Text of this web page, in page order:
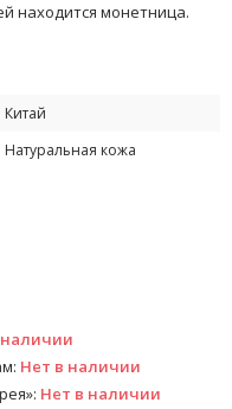
находится монетница.
Китай
Натуральная кожа
Нет в наличии
Нет в наличии